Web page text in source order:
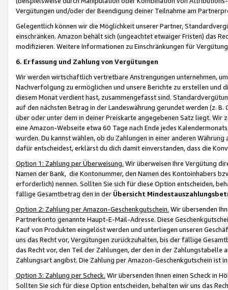
Vergütungen und/oder der Beendigung deiner Teilnahme am
Gelegentlich können wir die Möglichkeit unserer Partner,
einschränken. Amazon behält sich (ungeachtet etwaiger Fristen) das
modifizieren. Weitere Informationen zu Einschränkungen für
6. Erfassung und Zahlung von Vergütungen
Wir werden wirtschaftlich vertretbare Anstrengungen unternehmen,
Nachverfolgung zu ermöglichen und unsere Berichte zu erstellen und
diesem Monat verdient hast, zusammengefasst sind.
auf den nächsten Betrag in der Landeswährung gerundet werden (z.
über oder unter dem in deiner Preiskarte angegebenen Satz liegt.
eine Amazon-Webseite etwa 60 Tage nach Ende jedes
wurden. Du kannst wählen, ob du Zahlungen in einer anderen
dafür entscheidest, erklärst du dich damit einverstanden, dass die
Option 1: Zahlung per Überweisung. Wir überweisen Ihre Vergütung
Namen der Bank, die Kontonummer, den Namen des Kontoinhabers
erforderlich) nennen. Sollten Sie sich für diese Option entscheiden,
fällige Gesamtbetrag den in der Übersicht
Option 2: Zahlung per Amazon-Geschenkgutschein. Wir übersenden
Partnerkonto genannte Haupt-E-Mail-Adresse. Diese
Kauf von Produkten eingelöst werden und unterliegen unseren
uns das Recht vor, Vergütungen zurückzuhalten, bis der fällige
das Recht vor, den Teil der Zahlungen, der den in der
Zahlungsart angibst. Die Zahlung per Amazon-Geschenkgutschein ist
Option 3: Zahlung per Scheck. Wir übersenden Ihnen einen Scheck in
Sollten Sie sich für diese Option entscheiden, behalten wir uns das